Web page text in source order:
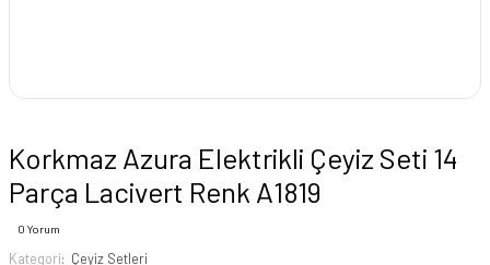
Korkmaz Azura Elektrikli Çeyiz Seti 14
Parça Lacivert Renk A1819
0 Yorum
Kategori
Çeyiz Setleri